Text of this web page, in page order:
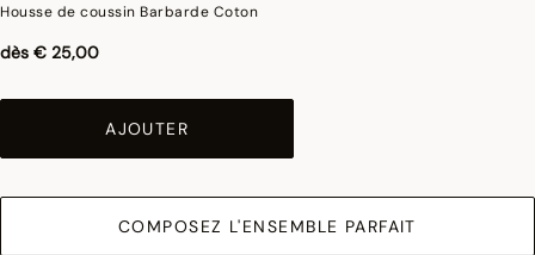
Housse de coussin Barbarde Coton
dès € 25,00
AJOUTER
COMPOSEZ L'ENSEMBLE PARFAIT